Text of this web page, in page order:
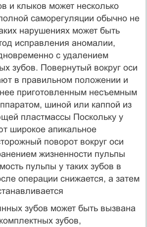
и клыков может несколько
саморегуляции обычно не
нарушениях может быть
исправления аномалии,
с удалением
зубов. Повернутый вокруг оси
в правильном по­ложении и
приготовленным несъемным
шиной или каппой из
пластмассы Поскольку у
широкое апикальное
поворот вокруг оси
жизненности пульпы
пульпы у таких зубов в
операции снижается, а затем
зубов может быть вызвана
зубов,